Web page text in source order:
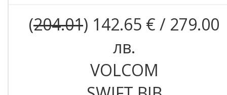
(204.01) 142.65 € / 279.00
лв.
VOLCOM